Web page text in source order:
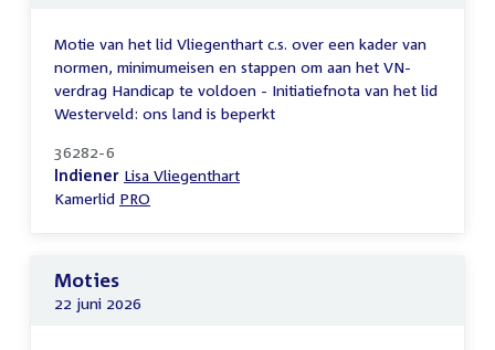
Motie van het lid Vliegenthart c.s. over een kader van
normen, minimumeisen en stappen om aan het VN-
verdrag Handicap te voldoen - Initiatiefnota van het lid
Westerveld: ons land is beperkt
36282-6
Indiener Lisa Vliegenthart
Kamerlid PRO
Moties
22 juni 2026